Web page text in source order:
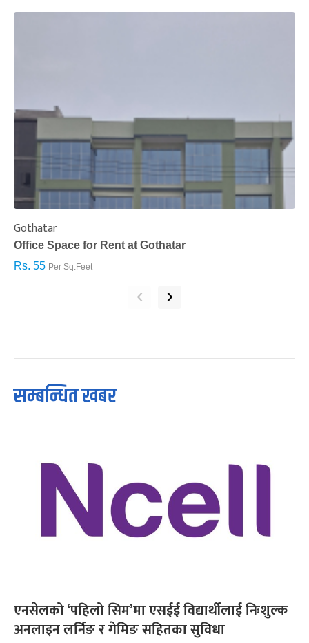
Gothatar
Office Space for Rent at Gothatar
Rs. 55 Per Sq.Feet
‹ ›
सम्बन्धित खबर
एनसेलको ‘पहिलो सिम’मा एसईई विद्यार्थीलाई निःशुल्क
अनलाइन लर्निङ र गेमिङ सहितका सुविधा